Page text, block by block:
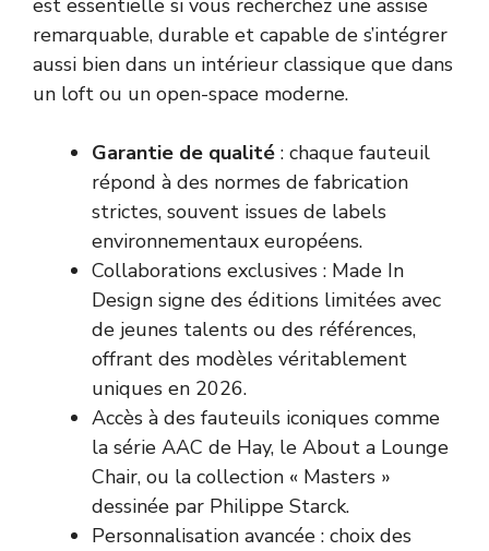
est essentielle si vous recherchez une assise
remarquable, durable et capable de s’intégrer
aussi bien dans un intérieur classique que dans
un loft ou un open-space moderne.
Garantie de qualité : chaque fauteuil
répond à des normes de fabrication
strictes, souvent issues de labels
environnementaux européens.
Collaborations exclusives : Made In
Design signe des éditions limitées avec
de jeunes talents ou des références,
offrant des modèles véritablement
uniques en 2026.
Accès à des fauteuils iconiques comme
la série AAC de Hay, le About a Lounge
Chair, ou la collection « Masters »
dessinée par Philippe Starck.
Personnalisation avancée : choix des